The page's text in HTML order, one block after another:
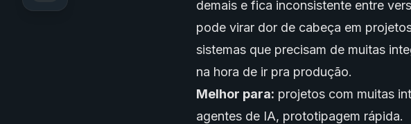
demais e fica inconsistente entre
pode virar dor de cabeça em
sistemas que precisam de muitas
na hora de ir pra produção.
Melhor para: projetos com muitas
agentes de IA, prototipagem rápida.